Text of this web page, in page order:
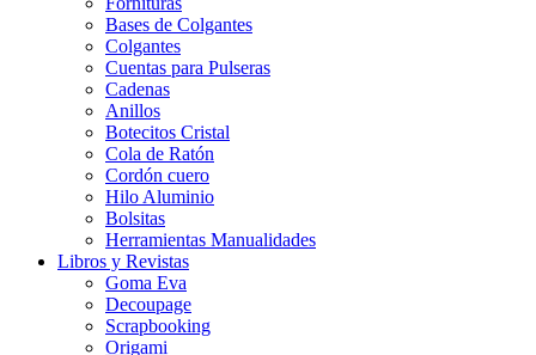
Bases de Colgantes
Colgantes
Cuentas para Pulseras
Cadenas
Anillos
Botecitos Cristal
Cola de Ratón
Cordón cuero
Hilo Aluminio
Bolsitas
Herramientas Manualidades
Libros y Revistas
Goma Eva
Decoupage
Scrapbooking
Origami